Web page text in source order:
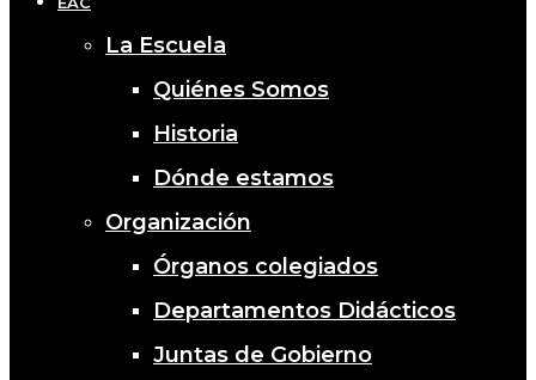
La Escuela
Quiénes Somos
Historia
Dónde estamos
Organización
Órganos colegiados
Departamentos Didácticos
Juntas de Gobierno